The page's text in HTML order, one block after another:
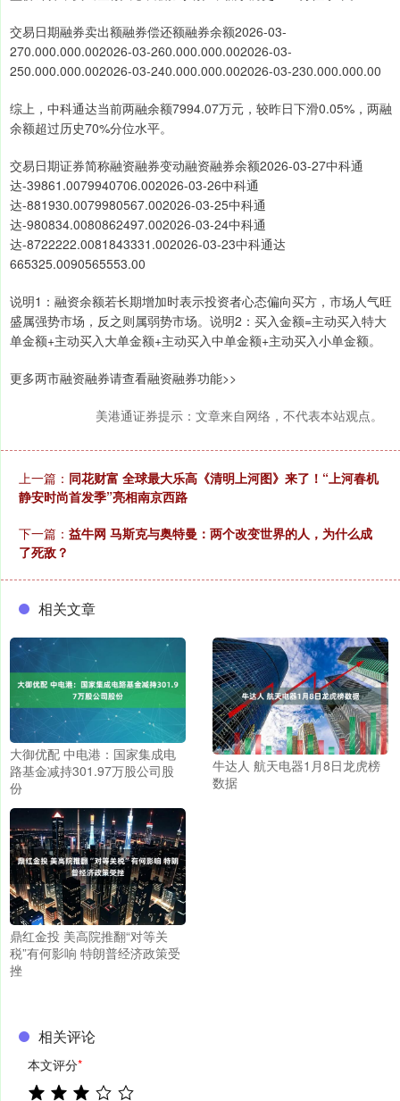
交易日期融券卖出额融券偿还额融券余额2026-03-
270.000.000.002026-03-260.000.000.002026-03-
250.000.000.002026-03-240.000.000.002026-03-230.000.000.00
综上，中科通达当前两融余额7994.07万元，较昨日下滑0.05%，两融
余额超过历史70%分位水平。
交易日期证券简称融资融券变动融资融券余额2026-03-27中科通
达-39861.0079940706.002026-03-26中科通
达-881930.0079980567.002026-03-25中科通
达-980834.0080862497.002026-03-24中科通
达-8722222.0081843331.002026-03-23中科通达
665325.0090565553.00
说明1：融资余额若长期增加时表示投资者心态偏向买方，市场人气旺
盛属强势市场，反之则属弱势市场。说明2：买入金额=主动买入特大
单金额+主动买入大单金额+主动买入中单金额+主动买入小单金额。
更多两市融资融券请查看融资融券功能>>
美港通证券提示：文章来自网络，不代表本站观点。
上一篇： 同花财富 全球最大乐高《清明上河图》来了！“上河春机
静安时尚首发季”亮相南京西路
下一篇： 益牛网 马斯克与奥特曼：两个改变世界的人，为什么成
了死敌？
相关文章
大御优配 中电港：国家集成电
路基金减持301.97万股公司股
份
牛达人 航天电器1月8日龙虎榜
数据
鼎红金投 美高院推翻“对等关
税”有何影响 特朗普经济政策受
挫
相关评论
本文评分*